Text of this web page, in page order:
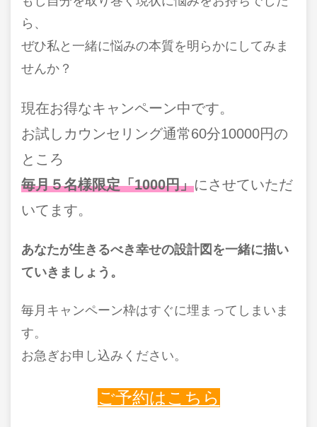
ら、
ぜひ私と一緒に悩みの本質を明らかにしてみま
せんか？
現在お得なキャンペーン中です。
お試しカウンセリング通常60分10000円の
ところ
毎月５名様限定「1000円」にさせていただ
いてます。
あなたが生きるべき幸せの設計図を一緒に描い
ていきましょう。
毎月キャンペーン枠はすぐに埋まってしまいま
す。
お急ぎお申し込みください。
ご予約はこちら